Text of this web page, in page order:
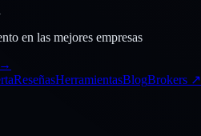
en las mejores empresas
→
ReseñasHerramientasBlogBrokers ↗